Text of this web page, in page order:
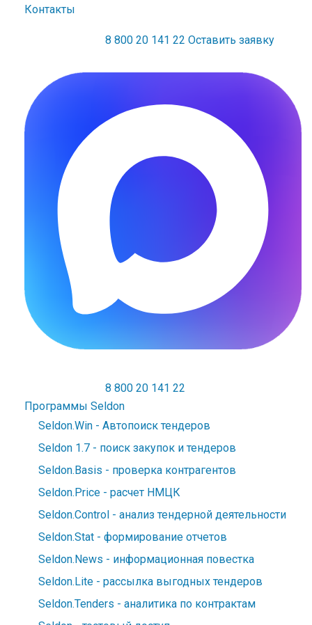
Контакты
8 800 20 141 22 Оставить заявку
8 800 20 141 22
Программы Seldon
Seldon.Win - Автопоиск тендеров
Seldon 1.7 - поиск закупок и тендеров
Seldon.Basis - проверка контрагентов
Seldon.Price - расчет НМЦК
Seldon.Control - анализ тендерной деятельности
Seldon.Stat - формирование отчетов
Seldon.News - информационная повестка
Seldon.Lite - рассылка выгодных тендеров
Seldon.Tenders - аналитика по контрактам